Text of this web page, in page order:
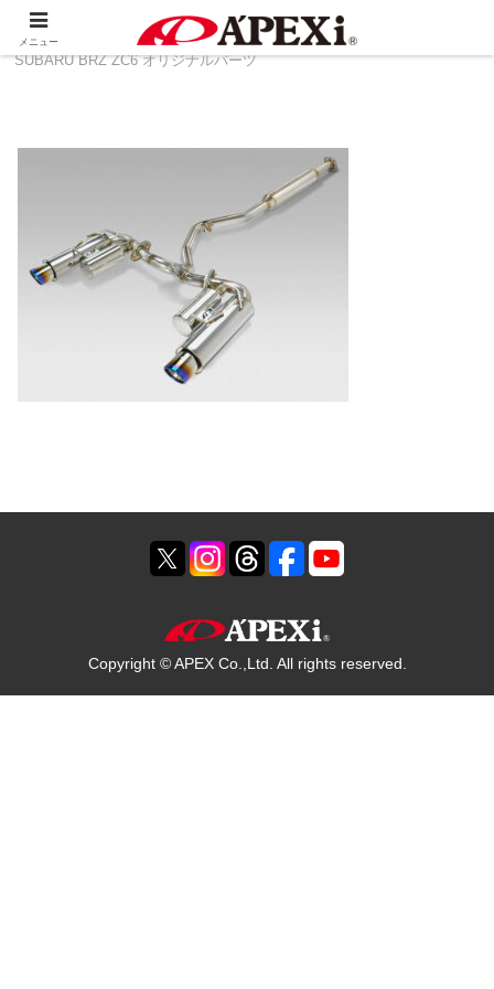
製品情報 その他
TOYOTA 86 ZN6 ＆
SUBARU BRZ ZC6 オリジナルパーツ
Copyright © APEX Co.,Ltd. All rights reserved.
メニュー